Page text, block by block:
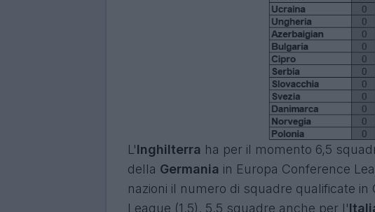
L'Inghilterra ha per il momento 6,5
della Germania in Europa Conference
nazioni il numero di squadre qualificate
League (1,5). 5,5 squadre anche per l'